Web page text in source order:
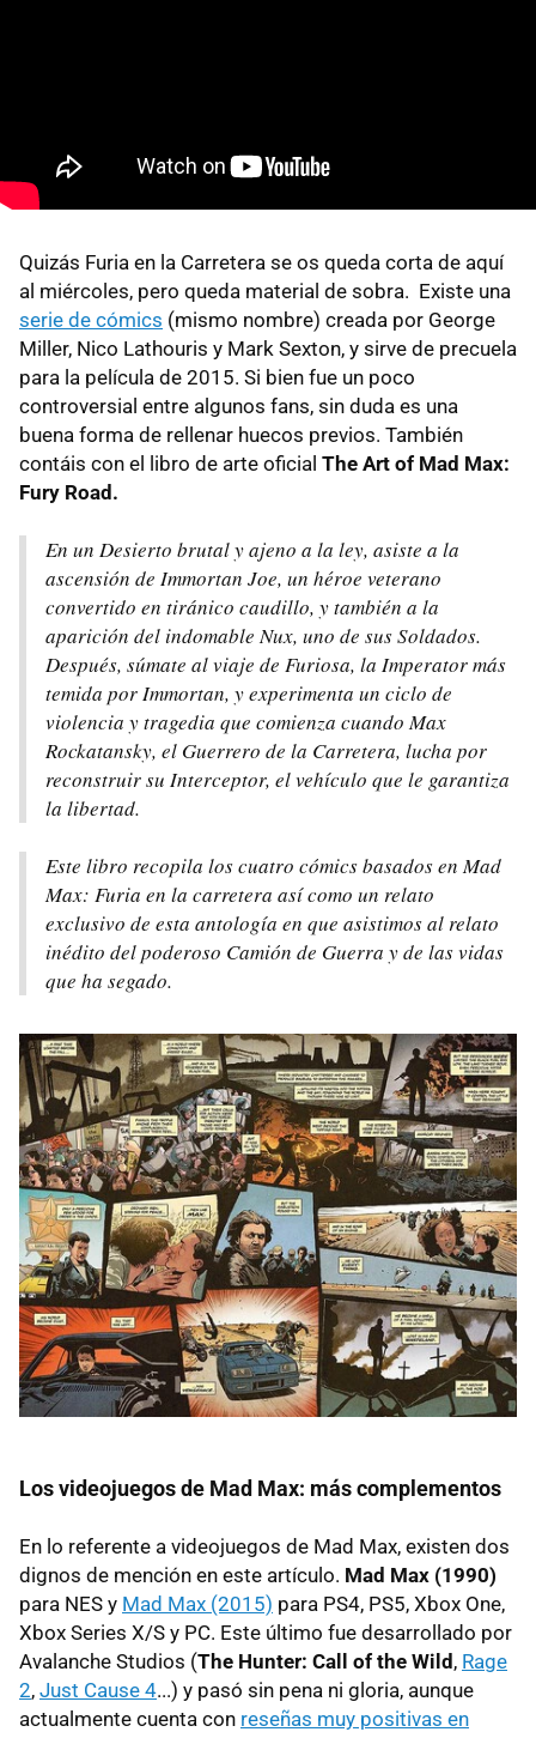
Quizás Furia en la Carretera se os queda corta de aquí
al miércoles, pero queda material de sobra. Existe una
serie de cómics (mismo nombre) creada por George
Miller, Nico Lathouris y Mark Sexton, y sirve de precuela
para la película de 2015. Si bien fue un poco
controversial entre algunos fans, sin duda es una
buena forma de rellenar huecos previos. También
contáis con el libro de arte oficial The Art of Mad Max:
Fury Road.
En un Desierto brutal y ajeno a la ley, asiste a la
ascensión de Immortan Joe, un héroe veterano
convertido en tiránico caudillo, y también a la
aparición del indomable Nux, uno de sus Soldados.
Después, súmate al viaje de Furiosa, la Imperator más
temida por Immortan, y experimenta un ciclo de
violencia y tragedia que comienza cuando Max
Rockatansky, el Guerrero de la Carretera, lucha por
reconstruir su Interceptor, el vehículo que le garantiza
la libertad.
Este libro recopila los cuatro cómics basados en Mad
Max: Furia en la carretera así como un relato
exclusivo de esta antología en que asistimos al relato
inédito del poderoso Camión de Guerra y de las vidas
que ha segado.
Los videojuegos de Mad Max: más complementos
En lo referente a videojuegos de Mad Max, existen dos
dignos de mención en este artículo. Mad Max (1990)
para NES y Mad Max (2015) para PS4, PS5, Xbox One,
Xbox Series X/S y PC. Este último fue desarrollado por
Avalanche Studios (The Hunter: Call of the Wild, Rage
2, Just Cause 4...) y pasó sin pena ni gloria, aunque
actualmente cuenta con reseñas muy positivas en